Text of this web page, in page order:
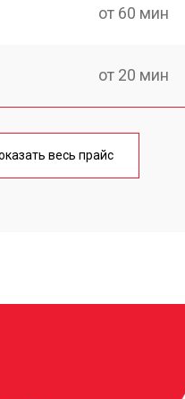
от 60 мин
от 20 мин
от 60 мин
весь прайс